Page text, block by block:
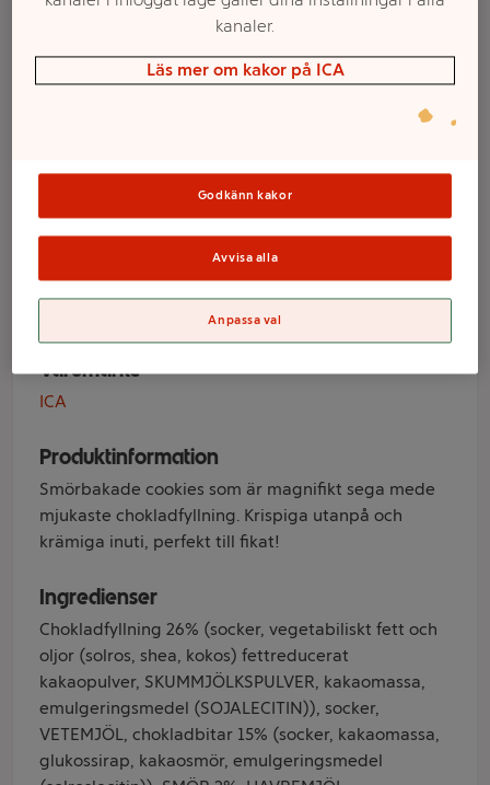
Cookies
Smörbakade
Choklad 180g ICA
Varumärke
ICA
Produktinformation
Smörbakade cookies som är magnifikt sega mede
mjukaste chokladfyllning. Krispiga utanpå och
krämiga inuti, perfekt till fikat!
Ingredienser
Chokladfyllning 26% (socker, vegetabiliskt fett och
oljor (solros, shea, kokos) fettreducerat
kakaopulver, SKUMMJÖLKSPULVER, kakaomassa,
emulgeringsmedel (SOJALECITIN)), socker,
VETEMJÖL, chokladbitar 15% (socker, kakaomassa,
glukossirap, kakaosmör, emulgeringsmedel
Välj butik och handla
Sortimentet kan variera mellan butikerna
kanaler.
Läs mer om kakor på ICA
Godkänn kakor
Avvisa alla
Anpassa val